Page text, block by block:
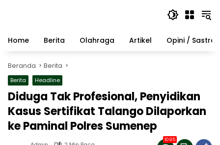
Home
Berita Olahraga Artikel Opini / Sastra
Beranda Berita
Berita Headline
Diduga Tak Profesional, Penyidikan
Kasus Sertifikat Talango Dilaporkan
ke Paminal Polres Sumenep
1095